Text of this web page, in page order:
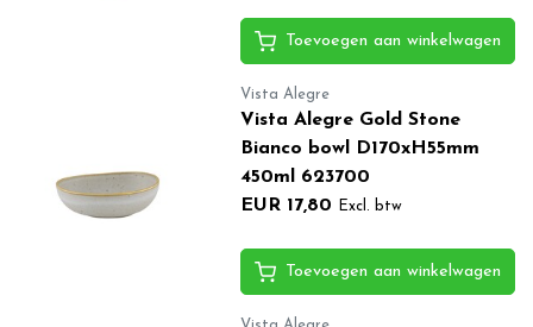
Toevoegen aan winkelwagen
Vista Alegre
Vista Alegre Gold Stone
Bianco bowl D170xH55mm
450ml 623700
EUR 17,80
Excl. btw
Toevoegen aan winkelwagen